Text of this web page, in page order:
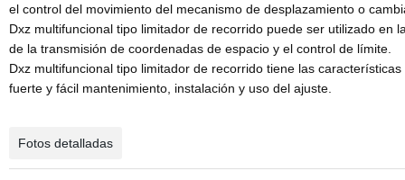
el control del movimiento del mecanismo de desplazamiento o
Dxz multifuncional tipo limitador de recorrido puede ser utilizado
de la transmisión de coordenadas de espacio y el control de límite.
Dxz multifuncional tipo limitador de recorrido tiene las
fuerte y fácil mantenimiento, instalación y uso del ajuste.
Fotos detalladas